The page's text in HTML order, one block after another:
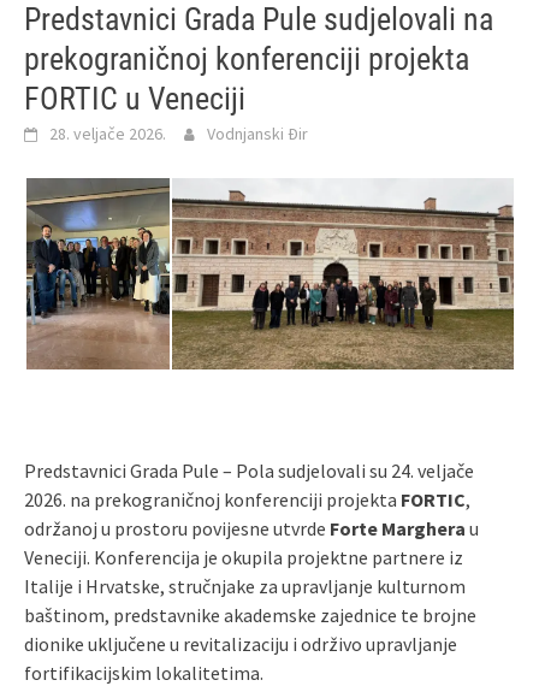
Predstavnici Grada Pule sudjelovali na
prekograničnoj konferenciji projekta
FORTIC u Veneciji
28. veljače 2026. Vodnjanski Đir
Predstavnici Grada Pule – Pola sudjelovali su 24. veljače
2026. na prekograničnoj konferenciji projekta FORTIC,
održanoj u prostoru povijesne utvrde Forte Marghera u
Veneciji. Konferencija je okupila projektne partnere iz
Italije i Hrvatske, stručnjake za upravljanje kulturnom
baštinom, predstavnike akademske zajednice te brojne
dionike uključene u revitalizaciju i održivo upravljanje
fortifikacijskim lokalitetima.